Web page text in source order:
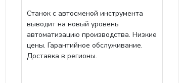
Станок с автосменой инструмента
выводит на новый уровень
автоматизацию производства. Низкие
цены. Гарантийное обслуживание.
Доставка в регионы.